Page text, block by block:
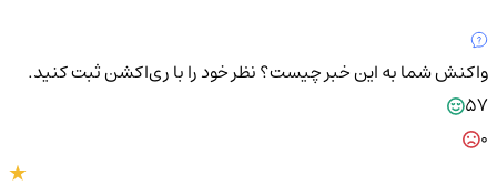
واکنش شما به این خبر چیست؟نظر خود را با ری‌اکشن ثبت کنید.
57